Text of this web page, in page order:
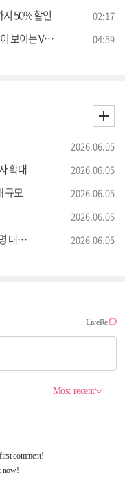
50% 할인 02:17
이는 VCR] 04:59
2026.06.05
확대 2026.06.05
규모 2026.06.05
2026.06.05
모사 2026.06.05